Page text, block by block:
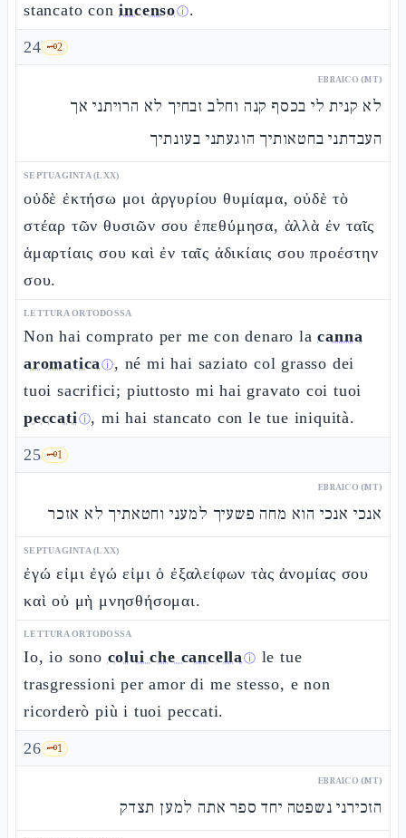
stancato conincensoⓘ.
24 🗝️2
EBRAICO (MT)
לא קנית לי בכסף קנה וחלב זבחיך לא הרויתני אך
העבדתני בחטאותיך הוגעתני בעונתיך
SEPTUAGINTA (LXX)
οὐδὲ ἐκτήσω μοι ἀργυρίου θυμίαμα, οὐδὲ τὸ
στέαρ τῶν θυσιῶν σου ἐπεθύμησα, ἀλλὰ ἐν ταῖς
ἁμαρτίαις σου καὶ ἐν ταῖς ἀδικίαις σου προέστην
σου.
LETTURA ORTODOSSA
Non hai comprato per me con denaro lacanna
aromaticaⓘ, né mi hai saziato col grasso dei
tuoi sacrifici; piuttosto mi hai gravato coi tuoi
peccatiⓘ, mi hai stancato con le tue iniquità.
25 🗝️1
EBRAICO (MT)
אנכי אנכי הוא מחה פשעיך למעני וחטאתיך לא אזכר
SEPTUAGINTA (LXX)
ἐγώ εἰμι ἐγώ εἰμι ὁ ἐξαλείφων τὰς ἀνομίας σου
καὶ οὐ μὴ μνησθήσομαι.
LETTURA ORTODOSSA
Io, io sono colui che cancellaⓘ le tue
trasgressioni per amor di me stesso, e non
ricorderò più i tuoi peccati.
26 🗝️1
EBRAICO (MT)
הזכירני נשפטה יחד ספר אתה למען תצדק